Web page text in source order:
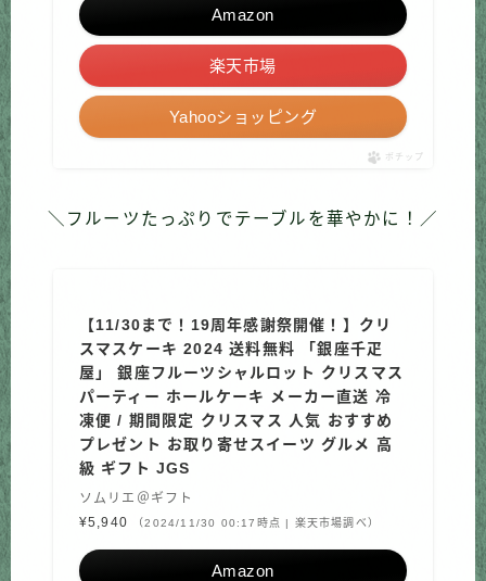
Amazon
楽天市場
Yahooショッピング
ポチップ
＼フルーツたっぷりでテーブルを華やかに！／
【11/30まで！19周年感謝祭開催！】クリ
スマスケーキ 2024 送料無料 「銀座千疋
屋」 銀座フルーツシャルロット クリスマス
パーティー ホールケーキ メーカー直送 冷
凍便 / 期間限定 クリスマス 人気 おすすめ
プレゼント お取り寄せスイーツ グルメ 高
級 ギフト JGS
ソムリエ＠ギフト
¥5,940
（2024/11/30 00:17時点 | 楽天市場調べ）
Amazon